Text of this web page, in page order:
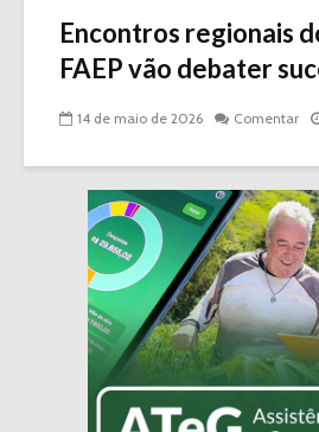
Encontros regionais
FAEP vão debater
14 de maio de 2026 Comentar